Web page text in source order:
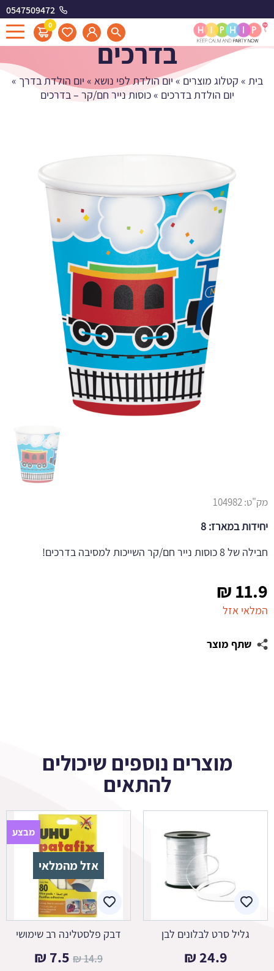
0547509472
0
כוסות נייר חם/קר -
בדרכים
בית » קטלוג מוצרים » יום הולדת לפי נושא » יום הולדת בדרך »
יום הולדת בדרכים »כוסות נייר חם/קר – בדרכים
11.9
₪
המלאי אזל
שתף מוצר
מק"ט:104982
יחידות במארז: 8
חבילה של 8 כוסות נייר חם/קר השייכות למסיבה בדרכים!
מוצרים נוספים שיכולים
להתאים
גליל סרט לבלונים לבן
24.9
₪
אזל מהמלאי
מבצע
דבק פלסטלינה רב שימושי
14.9
₪ המחיר
7.5
₪